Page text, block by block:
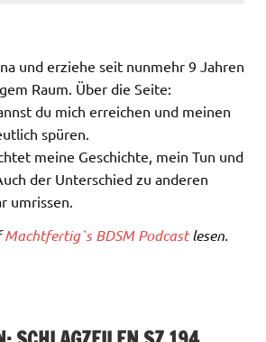
und erziehe seit nunmehr 9 Jahren
Raum. Über die Seite:
du mich erreichen und meinen
spüren.
meine Geschichte, mein Tun und
der Unterschied zu anderen
umrissen.
Machtfertig`s BDSM Podcastlesen.